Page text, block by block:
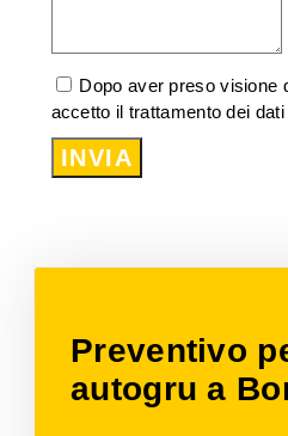
Dopo aver preso visione
accetto il trattamento dei
INVIA
Preventivo
autogru a